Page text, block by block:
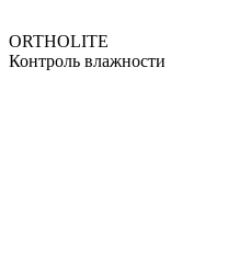
ORTHOLITE
Контроль влажности